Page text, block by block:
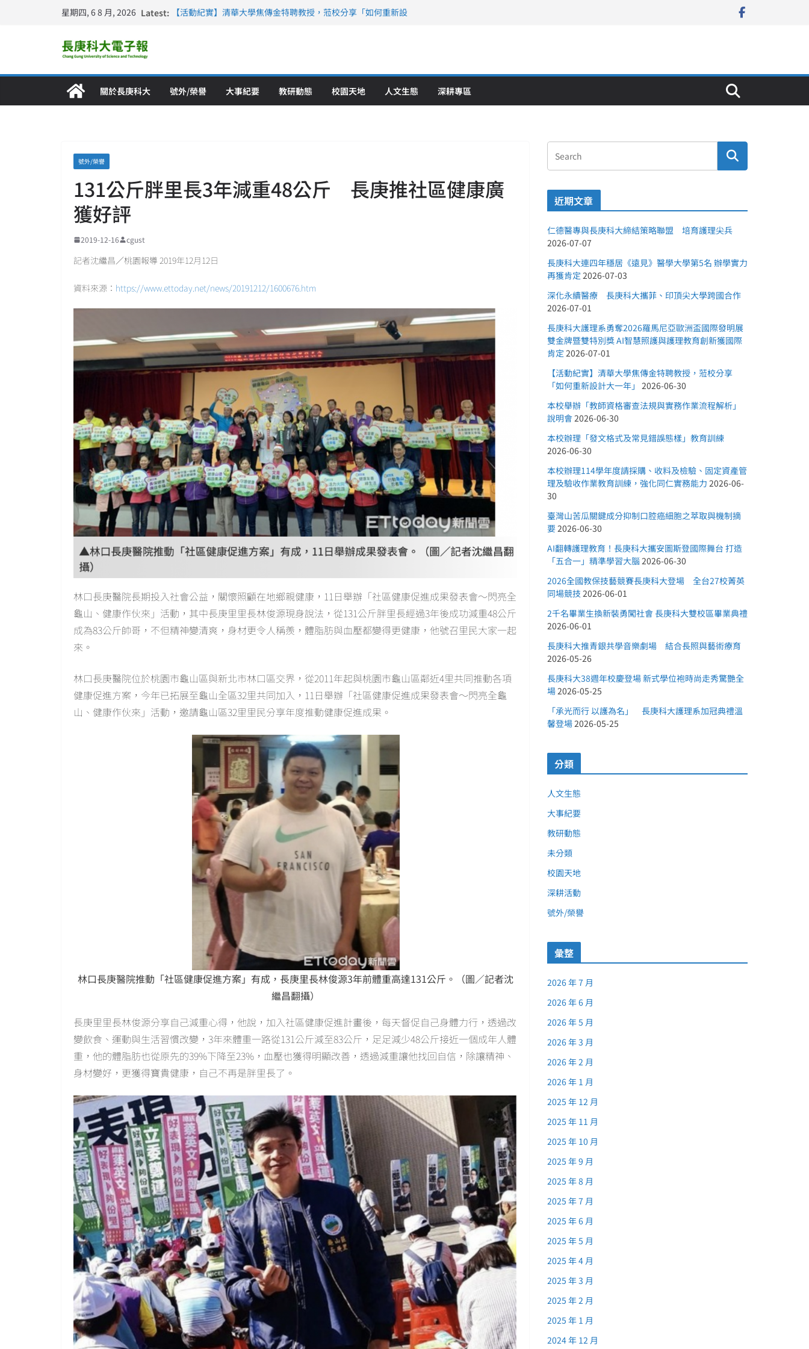
星期四, 6 8 月, 2026 Latest:
【活動紀實】清華大學焦傳金特聘教授，蒞校分享「如何重新設
長庚科大護理系勇奪2026羅馬尼亞歐洲盃國際發明展雙金牌暨雙
特別獎 AI智慧照護與護理教育創新獲國際肯定
關於長庚科大 號外/榮譽 大事紀要 教研動態 校園天地 人文生態 深耕專區
號外/榮譽
131公斤胖里長3年減重48公斤 長庚推社區健康廣
獲好評
2019-12-16 cgust
記者沈繼昌／桃園報導 2019年12月12日
資料來源： https://www.ettoday.net/news/20191212/1600676.htm
林口長庚醫院長期投入社會公益，關懷照顧在地鄉親健康，11日舉辦「社區健康促進成果發表會～閃亮全
龜山、健康作伙來」活動，其中長庚里里長林俊源現身說法，從131公斤胖里長經過3年後成功減重48公斤
成為83公斤帥哥，不但精神變清爽，身材更令人稱羨，體脂肪與血壓都變得更健康，他號召里民大家一起
來。
林口長庚醫院位於桃園市龜山區與新北市林口區交界，從2011年起與桃園市龜山區鄰近4里共同推動各項
健康促進方案，今年已拓展至龜山全區32里共同加入，11日舉辦「社區健康促進成果發表會～閃亮全龜
山、健康作伙來」活動，邀請龜山區32里里民分享年度推動健康促進成果。
林口長庚醫院推動「社區健康促進方案」有成，長庚里長林俊源3年前體重高達131公斤。（圖／記者沈
繼昌翻攝）
長庚里里長林俊源分享自己減重心得，他說，加入社區健康促進計畫後，每天督促自己身體力行，透過改
變飲食、運動與生活習慣改變，3年來體重一路從131公斤減至83公斤，足足減少48公斤接近一個成年人體
重，他的體脂肪也從原先的39%下降至23%，血壓也獲得明顯改善，透過減重讓他找回自信，除讓精神、
身材變好，更獲得寶貴健康，自己不再是胖里長了。
近期文章
仁德醫專與長庚科大締結策略聯盟 培育護理尖兵
2026-07-07
長庚科大連四年穩居《遠見》醫學大學第5名 辦學實力
再獲肯定 2026-07-03
深化永續醫療 長庚科大攜菲、印頂尖大學跨國合作
2026-07-01
長庚科大護理系勇奪2026羅馬尼亞歐洲盃國際發明展
雙金牌暨雙特別獎 AI智慧照護與護理教育創新獲國際
肯定 2026-07-01
【活動紀實】清華大學焦傳金特聘教授，蒞校分享
「如何重新設計大一年」 2026-06-30
本校舉辦「教師資格審查法規與實務作業流程解析」
說明會2026-06-30
本校辦理「發文格式及常見錯誤態樣」教育訓練
2026-06-30
本校辦理114學年度請採購、收料及檢驗、固定資產管
理及驗收作業教育訓練，強化同仁實務能力 2026-06-
30
臺灣山苦瓜關鍵成分抑制口腔癌細胞之萃取與機制摘
要2026-06-30
AI翻轉護理教育！長庚科大攜安圖斯登國際舞台 打造
「五合一」精準學習大腦 2026-06-30
2026全國教保技藝競賽長庚科大登場 全台27校菁英
同場競技 2026-06-01
2千名畢業生換新裝勇闖社會 長庚科大雙校區畢業典禮
2026-06-01
長庚科大推青銀共學音樂劇場 結合長照與藝術療育
2026-05-26
長庚科大38週年校慶登場 新式學位袍時尚走秀驚艷全
場2026-05-25
「承光而行 以護為名」 長庚科大護理系加冠典禮溫
馨登場2026-05-25
分類
人文生態
大事紀要
教研動態
未分類
校園天地
深耕活動
號外/榮譽
彙整
2026 年 7 月
2026 年 6 月
2026 年 5 月
2026 年 3 月
2026 年 2 月
2026 年 1 月
2025 年 12 月
2025 年 11 月
2025 年 10 月
2025 年 9 月
2025 年 8 月
2025 年 7 月
2025 年 6 月
2025 年 5 月
2025 年 4 月
2025 年 3 月
2025 年 2 月
2025 年 1 月
2024 年 12 月